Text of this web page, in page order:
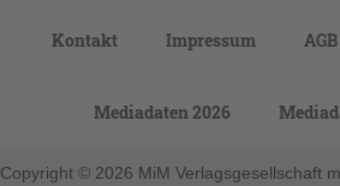
Kontakt Impressum AGB
Mediadaten 2026
Copyright © 2026 MiM Verlagsgesellschaft